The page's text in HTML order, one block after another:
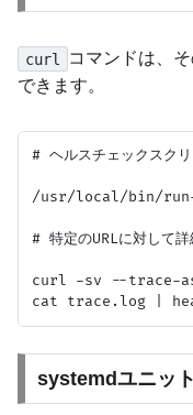
curl
コマンドは、
できます。
# ヘルスチェックスク
/usr/local/bin/
# 特定のURLに対して詳
curl -sv --trace-
systemdユニッ